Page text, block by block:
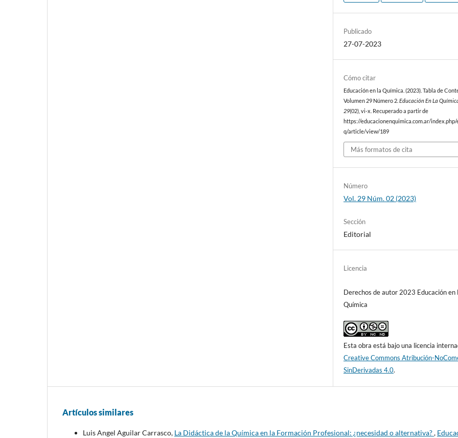
Publicado
27-07-2023
Cómo citar
Educación en la Química. (2023). Tabla de
Volumen 29 Número 2.Educación En La
29(02), vi-x. Recuperado a partir de
https://educacionenquimica.com.ar/index.php/
q/article/view/189
Más formatos de cita
Número
Vol. 29 Núm. 02 (2023)
Sección
Editorial
Licencia
Derechos de autor 2023 Educación en
Química
Esta obra está bajo una licencia
Creative Commons Atribución-
SinDerivadas 4.0.
Artículos similares
Luis Angel Aguilar Carrasco, La Didáctica de la Química en la Formación Profesional: ¿necesidad o alternativa?,